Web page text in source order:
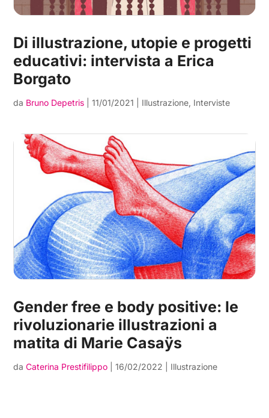
Di illustrazione, utopie e progetti
educativi: intervista a Erica
Borgato
da Bruno Depetris |11/01/2021 Illustrazione, Interviste
Gender free e body positive: le
rivoluzionarie illustrazioni a
matita di Marie Casaÿs
daCaterina Prestifilippo |16/02/2022 Illustrazione